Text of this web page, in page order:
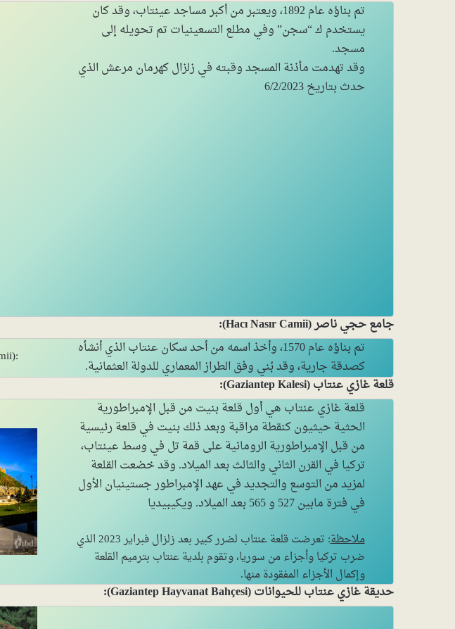
تم بناؤه عام 1892، ويعتبر من أكبر مساجد عينتاب، وقد كان
يستخدم ك “سجن” وفي مطلع التسعينيات تم تحويله إلى
مسجد.
وقد تهدمت مأذنة المسجد وقبته في زلزال كهرمان مرعش الذي
حدث بتاريخ 6/2/2023
جامع حجي ناصر (Hacı Nasır Camii):
تم بناؤه عام 1570، وأخذ اسمه من أحد سكان عنتاب الذي أنشأه
كصدقة جارية، وقد بُني وفق الطراز المعماري للدولة العثمانية.
قلعة غازي عنتاب (Gaziantep Kalesi):
قلعة غازي عنتاب هي أول قلعة بنيت من قبل الإمبراطورية
الحثية حيثيون كنقطة مراقبة وبعد ذلك بنيت في قلعة رئيسية
من قبل الإمبراطورية الرومانية على قمة تل في وسط عينتاب،
تركيا في القرن الثاني والثالث بعد الميلاد. وقد خضعت القلعة
لمزيد من التوسع والتجديد في عهد الإمبراطور جستينيان الأول
في فترة مابين 527 و 565 بعد الميلاد. ويكيبيديا
ملاحظة
: تعرضت قلعة عنتاب لضرر كبير بعد زلزال فبراير 2023 الذي
ضرب تركيا وأجزاء من سوريا، وتقوم بلدية عنتاب بترميم القلعة
وإكمال الأجزاء المفقودة منها.
حديقة غازي عنتاب للحيوانات (Gaziantep Hayvanat Bahçesi):